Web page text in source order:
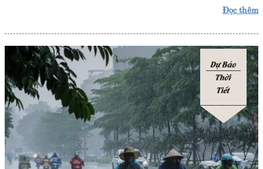
Đọc thêm
Dự Báo
Thời
Tiết